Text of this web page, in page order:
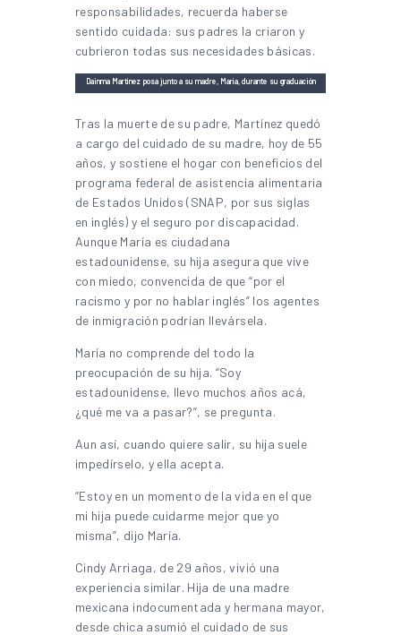
responsabilidades, recuerda haberse
sentido cuidada: sus padres la criaron y
cubrieron todas sus necesidades básicas.
Dainma Martínez posa junto a su madre, María, durante su graduación
Tras la muerte de su padre, Martínez quedó
a cargo del cuidado de su madre, hoy de 55
años, y sostiene el hogar con beneficios del
programa federal de asistencia alimentaria
de Estados Unidos (SNAP, por sus siglas
en inglés) y el seguro por discapacidad.
Aunque María es ciudadana
estadounidense, su hija asegura que vive
con miedo, convencida de que “por el
racismo y por no hablar inglés” los agentes
de inmigración podrían llevársela.
María no comprende del todo la
preocupación de su hija. “Soy
estadounidense, llevo muchos años acá,
¿qué me va a pasar?”, se pregunta.
Aun así, cuando quiere salir, su hija suele
impedírselo, y ella acepta.
“Estoy en un momento de la vida en el que
mi hija puede cuidarme mejor que yo
misma”, dijo María.
Cindy Arriaga, de 29 años, vivió una
experiencia similar. Hija de una madre
mexicana indocumentada y hermana mayor,
desde chica asumió el cuidado de sus